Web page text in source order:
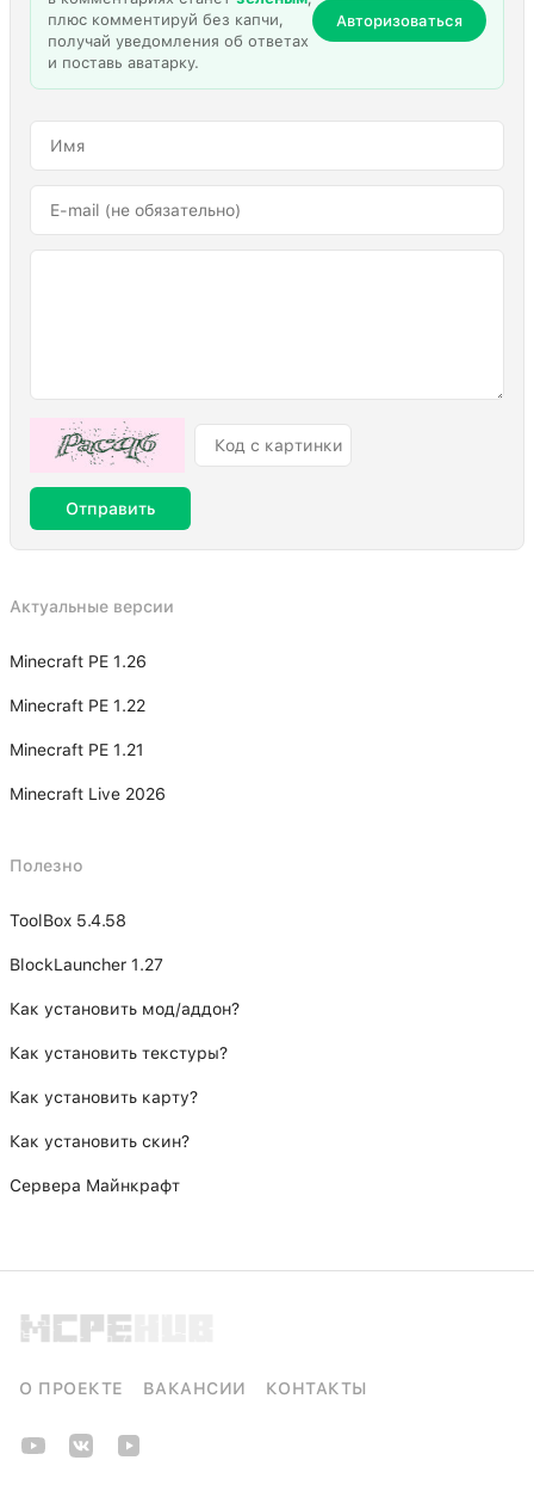
плюс комментируй без капчи,
получай уведомления об ответах
и поставь аватарку.
Авторизоваться
Отправить
Актуальные версии
Minecraft PE 1.26
Minecraft PE 1.22
Minecraft PE 1.21
Minecraft Live 2026
Полезно
ToolBox 5.4.58
BlockLauncher 1.27
Как установить мод/аддон?
Как установить текстуры?
Как установить карту?
Как установить скин?
Сервера Майнкрафт
О ПРОЕКТЕ ВАКАНСИИ КОНТАКТЫ